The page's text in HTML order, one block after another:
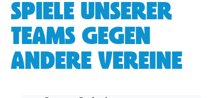
1. MANNSCHAFT
FRAUEN
CAMPUS
SPIELE UNSERER
TEAMS GEGEN
ANDERE VEREINE